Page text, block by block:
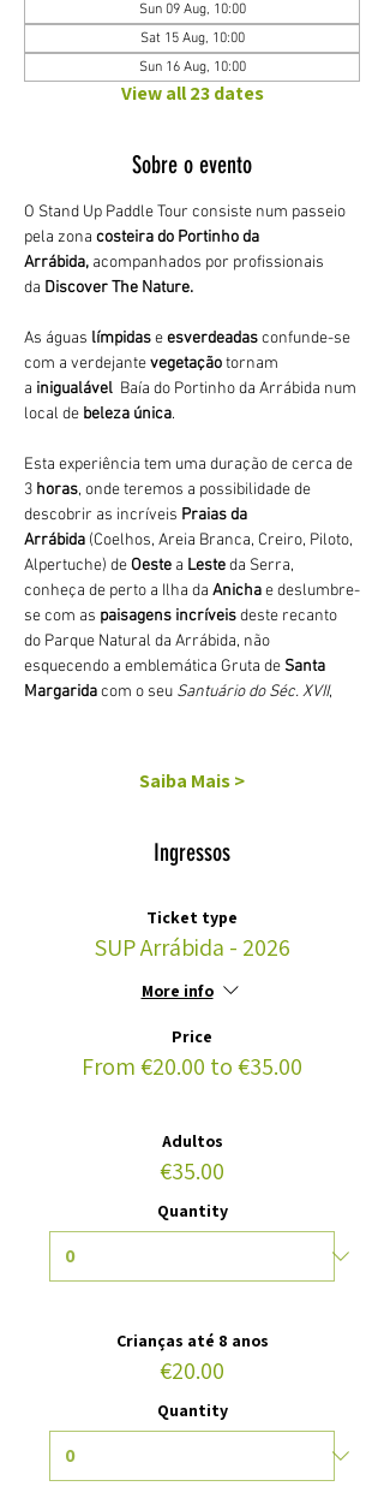
Sun 09 Aug, 10:00
Sat 15 Aug, 10:00
Sun 16 Aug, 10:00
View all 23 dates
Sobre o evento
O Stand Up Paddle Tour consiste num passeio
pela zona costeira do Portinho da
Arrábida, acompanhados por profissionais
da Discover The Nature.
As águas límpidas e esverdeadas confunde-se
com a verdejante vegetação tornam
a inigualável Baía do Portinho da Arrábida num
local de beleza única.
Esta experiência tem uma duração de cerca de
3 horas, onde teremos a possibilidade de
descobrir as incríveis Praias da
Arrábida (Coelhos, Areia Branca, Creiro, Piloto,
Alpertuche) de Oeste a Leste da Serra,
conheça de perto a Ilha da Anicha e deslumbre-
se com as paisagens incríveis deste recanto
do Parque Natural da Arrábida, não
esquecendo a emblemática Gruta de Santa
Margarida com o seu Santuário do Séc. XVII,
Saiba Mais >
Ingressos
Ticket type
SUP Arrábida - 2026
More info
Price
From €20.00 to €35.00
Adultos
€35.00
Quantity
Crianças até 8 anos
€20.00
Quantity